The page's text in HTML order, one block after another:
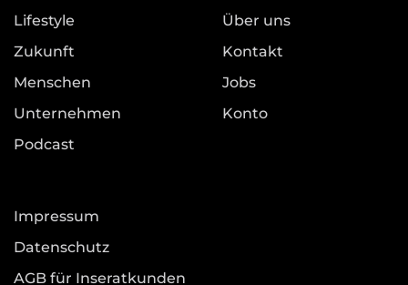
Lifestyle
Zukunft
Menschen
Unternehmen
Podcast
Über uns
Kontakt
Jobs
Konto
Impressum
Datenschutz
AGB für Inseratkunden